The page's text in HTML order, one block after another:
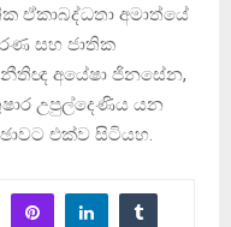
ඒකාබද්ධතා අමාත්යේ
සහ ජාතික
නීතිඥ අයේෂා ජිනසේන,
උපුල්දෙණිය යන
එක්ව සිටියහ.